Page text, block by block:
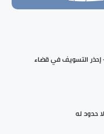
إحذر التسويف في قضاء
حدود له